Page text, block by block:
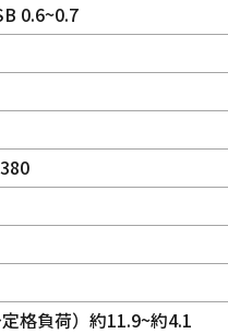
0.6~0.7
定格負荷）約11.9~約4.1